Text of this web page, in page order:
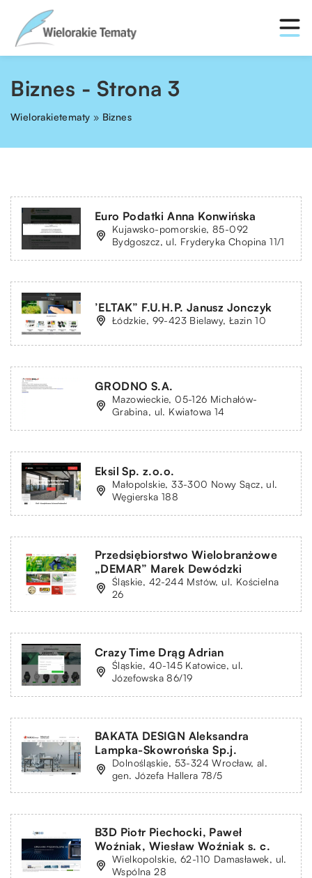
Biznes - Strona 3
Wielorakietematy » Biznes
Euro Podatki Anna Konwińska
Kujawsko-pomorskie, 85-092
Bydgoszcz, ul. Fryderyka Chopina 11/1
’ELTAK” F.U.H.P. Janusz Jonczyk
Łódzkie, 99-423 Bielawy, Łazin 10
GRODNO S.A.
Mazowieckie, 05-126 Michałów-
Grabina, ul. Kwiatowa 14
Eksil Sp. z.o.o.
Małopolskie, 33-300 Nowy Sącz, ul.
Węgierska 188
Przedsiębiorstwo Wielobranżowe
„DEMAR” Marek Dewódzki
Śląskie, 42-244 Mstów, ul. Kościelna
26
Crazy Time Drąg Adrian
Śląskie, 40-145 Katowice, ul.
Józefowska 86/19
BAKATA DESIGN Aleksandra
Lampka-Skowrońska Sp.j.
Dolnośląskie, 53-324 Wrocław, al.
gen. Józefa Hallera 78/5
B3D Piotr Piechocki, Paweł
Woźniak, Wiesław Woźniak s. c.
Wielkopolskie, 62-110 Damasławek, ul.
Wspólna 28